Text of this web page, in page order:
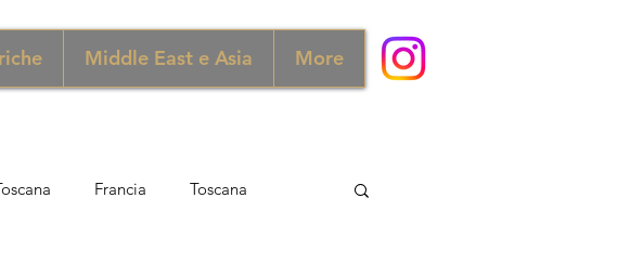
Middle East e Asia More
Francia Toscana